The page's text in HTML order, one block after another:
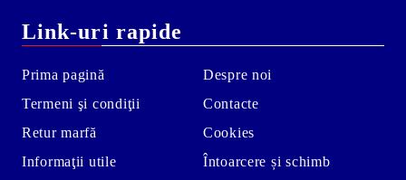
Link-uri rapide
Prima pagină
Termeni şi condiţii
Retur marfă
Informaţii utile
Despre noi
Contacte
Cookies
Întoarcere și schimb